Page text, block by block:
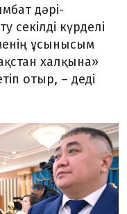
дәрі-
секілді күрделі
ұсынысым
халқына»
отыр, – деді